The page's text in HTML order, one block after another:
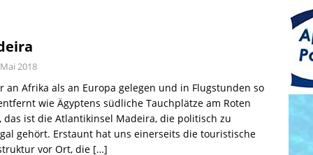
Thunfischfrachter zur Unterwasserattraktion im Noonu-Atoll
2026
Blau – Was ich unter Wasser lernte
2018
an Afrika als an Europa gelegen und in Flugstunden so
wie Ägyptens südliche Tauchplätze am Roten
das ist die Atlantikinsel Madeira, die politisch zu
gehört. Erstaunt hat uns einerseits die touristische
vor Ort, die […]